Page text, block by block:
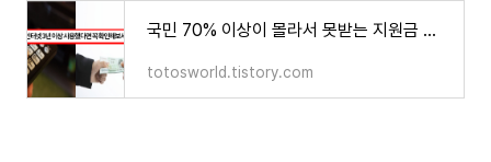
국민 70% 이상이 몰라서 못받는 지원금 인터넷, TV 가입하셨다면 꼭 확인해보세요!
totosworld.tistory.com